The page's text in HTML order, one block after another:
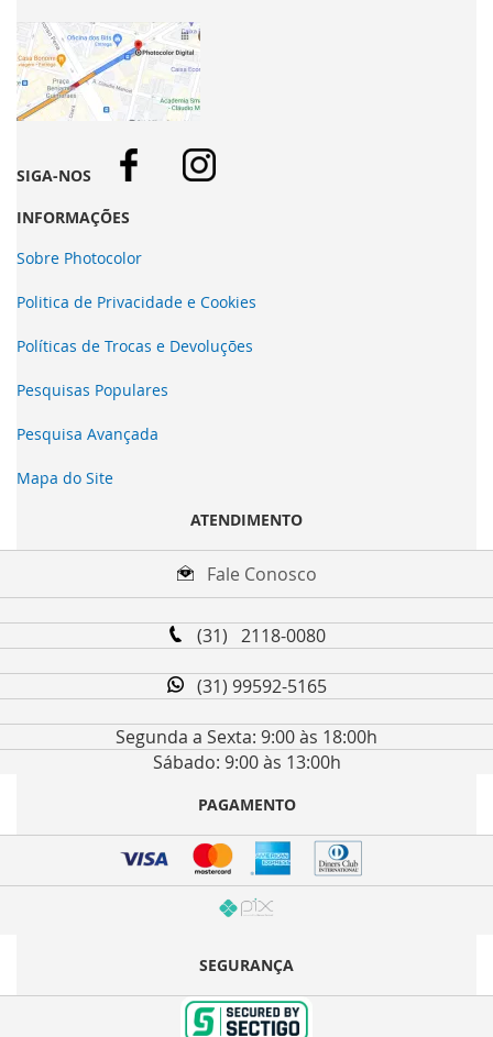
SIGA-NOS
INFORMAÇÕES
Sobre Photocolor
Politica de Privacidade e Cookies
Políticas de Trocas e Devoluções
Pesquisas Populares
Pesquisa Avançada
Mapa do Site
ATENDIMENTO
Fale Conosco
(31) 2118-0080
(31) 99592-5165
Segunda a Sexta: 9:00 às 18:00h
Sábado: 9:00 às 13:00h
PAGAMENTO
SEGURANÇA